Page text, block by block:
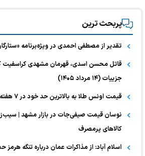
پربحث ترین
تقدیر از مصطفی احمدی در ویژه‌برنامه
قاتل محسن اسدی، قهرمان مشهدی کراسفیت
جزییات (۱۴ مرداد ۱۴۰۵)
قیمت اونس طلا به بالاترین حد خود در ۷ هفته اخیر رسید
نوسان قیمت صیفی‌جات در بازار مشهد |
کالا‌های پرمصرف
اسلام آباد: از مذاکرات عمان درباره تنگه